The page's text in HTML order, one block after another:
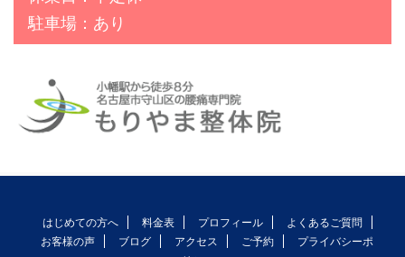
駐車場：あり
はじめての方へ 料金表 プロフィール
よくあるご質問
お客様の声
ブログ アクセス ご予約
プライバシーポ